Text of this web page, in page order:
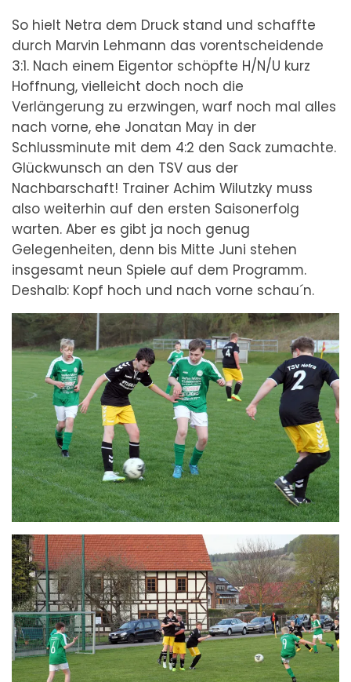
So hielt Netra dem Druck stand und schaffte
durch Marvin Lehmann das vorentscheidende
3:1. Nach einem Eigentor schöpfte H/N/U kurz
Hoffnung, vielleicht doch noch die
Verlängerung zu erzwingen, warf noch mal alles
nach vorne, ehe Jonatan May in der
Schlussminute mit dem 4:2 den Sack zumachte.
Glückwunsch an den TSV aus der
Nachbarschaft! Trainer Achim Wilutzky muss
also weiterhin auf den ersten Saisonerfolg
warten. Aber es gibt ja noch genug
Gelegenheiten, denn bis Mitte Juni stehen
insgesamt neun Spiele auf dem Programm.
Deshalb: Kopf hoch und nach vorne schau´n.